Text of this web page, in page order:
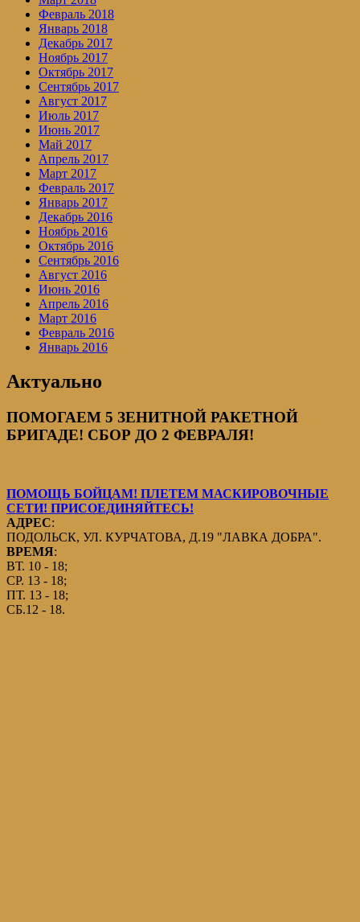
Февраль 2018
Январь 2018
Декабрь 2017
Ноябрь 2017
Октябрь 2017
Сентябрь 2017
Август 2017
Июль 2017
Июнь 2017
Май 2017
Апрель 2017
Март 2017
Февраль 2017
Январь 2017
Декабрь 2016
Ноябрь 2016
Октябрь 2016
Сентябрь 2016
Август 2016
Июнь 2016
Апрель 2016
Март 2016
Февраль 2016
Январь 2016
Актуально
ПОМОГАЕМ 5 ЗЕНИТНОЙ РАКЕТНОЙ
БРИГАДЕ! СБОР ДО 2 ФЕВРАЛЯ!
ПОМОЩЬ БОЙЦАМ! ПЛЕТЕМ МАСКИРОВОЧНЫЕ
СЕТИ! ПРИСОЕДИНЯЙТЕСЬ!
АДРЕС:
ПОДОЛЬСК, УЛ. КУРЧАТОВА, Д.19 "ЛАВКА ДОБРА".
ВРЕМЯ:
ВТ. 10 - 18;
СР. 13 - 18;
ПТ. 13 - 18;
СБ.12 - 18.